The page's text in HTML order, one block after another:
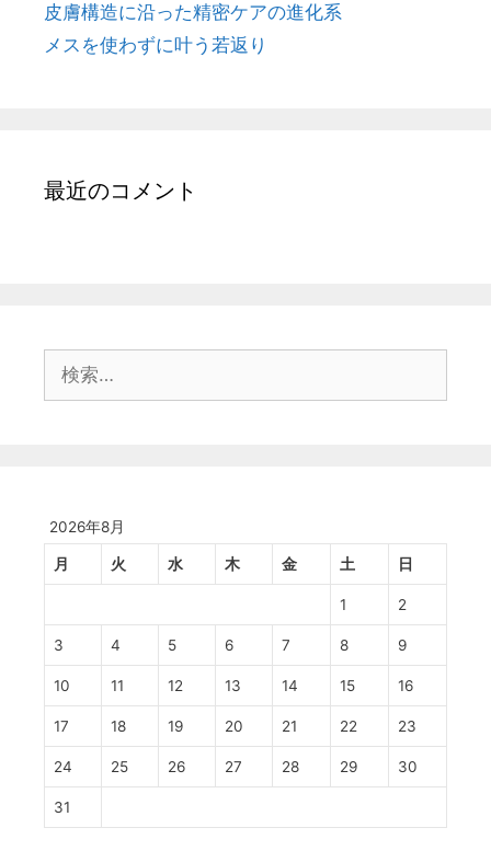
皮膚構造に沿った精密ケアの進化系
メスを使わずに叶う若返り
最近のコメント
索:
2026年8月
月 火 水 木 金 土 日
1 2
3 4 5 6 7 8 9
10 11 12 13 14 15 16
17 18 19 20 21 22 23
24 25 26 27 28 29 30
31